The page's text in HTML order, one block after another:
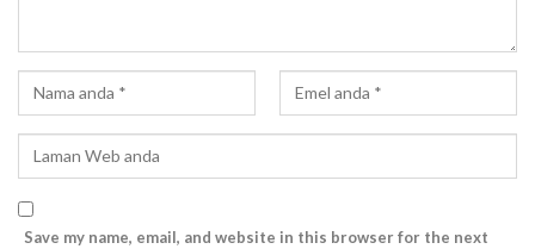
Save my name, email, and website in this browser for the next